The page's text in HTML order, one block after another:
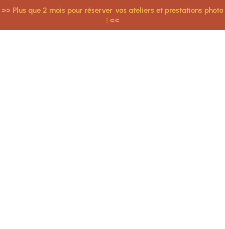
>> Plus que 2 mois pour réserver vos ateliers et prestations photo
! <<